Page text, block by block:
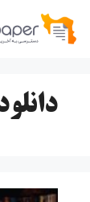
پرش